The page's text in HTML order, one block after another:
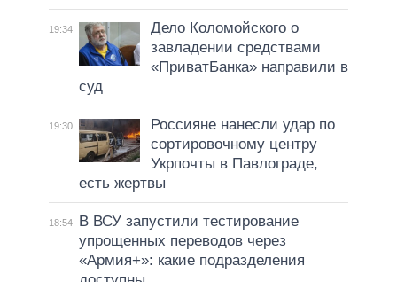
19:34
Дело Коломойского о
завладении средствами
«ПриватБанка» направили в
суд
19:30
Россияне нанесли удар по
сортировочному центру
Укрпочты в Павлограде,
есть жертвы
18:54
В ВСУ запустили тестирование
упрощенных переводов через
«Армия+»: какие подразделения